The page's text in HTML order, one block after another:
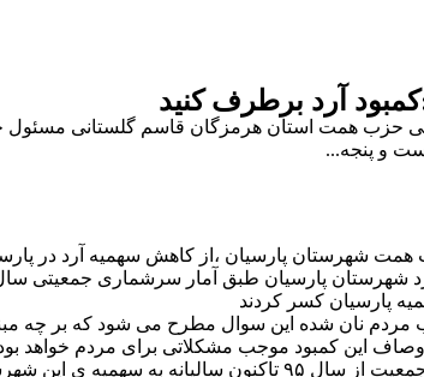
آرد برطرف کنید
حزب همت استان هرمزگان قاسم گلستانی مسئول
و پنجه...
پارسیان ،از کاهش سهمیه آرد در
مردم نان شده این سوال مطرح می شود که بر چه
این کمبود موجب مشکلاتی برای مردم خواهد